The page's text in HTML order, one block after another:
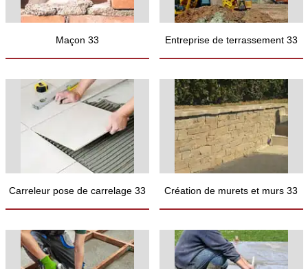
Maçon 33 Entreprise de terrassement 33
Carreleur pose de carrelage 33 Création de murets et murs 33